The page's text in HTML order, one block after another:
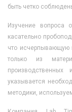
быть четко
Изучение вопроса
касательно
что исчерпывающую
только из
производственных
указывается
методики,